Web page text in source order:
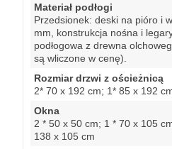
Materiał podłogi
Przedsionek: deski na pióro i
mm, konstrukcja nośna i
podłogowa z drewna
są wliczone w cenę).
Rozmiar drzwi z ościeżnicą
2* 70 x 192 cm; 1* 85 x 192
Okna
2 * 50 x 50 cm; 1 * 70 x 105
138 x 105 cm